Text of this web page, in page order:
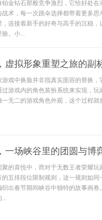
金钻石那般竞争激烈，它恰好处在
术，每一次跳伞选择都带着更多思
连接着新手的好奇与高手的沉稳
。小...
虚拟形象重塑之旅的副
戏中换脸并非指真实面容的替换
游戏内的角色装扮系统来实现，玩
无二的游戏角色外观，这个过程
一场峡谷里的团圆与博
的喜悦中，而对于无数王者荣耀玩
五排段位限制规则，这一规则如同
出春节期间峡谷中独特的故事画卷
...